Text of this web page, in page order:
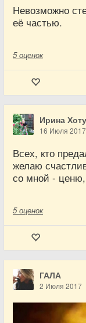
Невозможно
её частью.
5 оценок
Ирина
16 Июля 2017
Всех, кто
желаю
со мной -
5 оценок
ГАЛА
2 Июля 2017